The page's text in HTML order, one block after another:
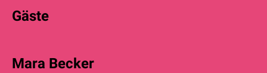
Gäste
Mara Becker